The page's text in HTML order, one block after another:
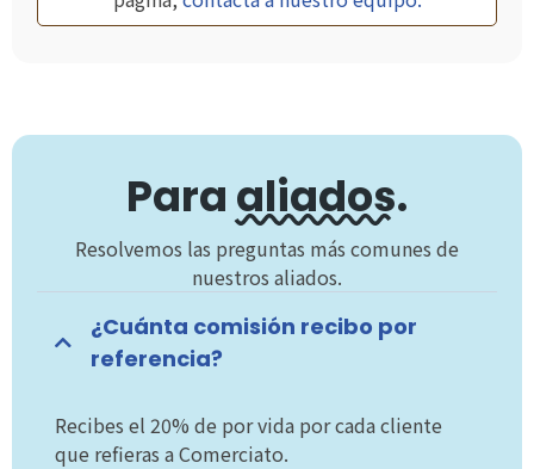
Para aliados.
Resolvemos las preguntas más comunes de
nuestros aliados.
¿Cuánta comisión recibo por
referencia?
Recibes el 20% de por vida por cada cliente
que refieras a Comerciato.